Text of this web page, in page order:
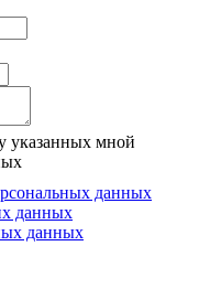
указанных мной
данных
данных
данных